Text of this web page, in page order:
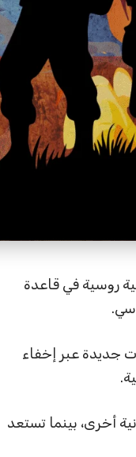
استهدف 40 طائرة استراتيجية روسية في قاعدة
جديدة عبر إخفاء
أخرى، بينما تستعد